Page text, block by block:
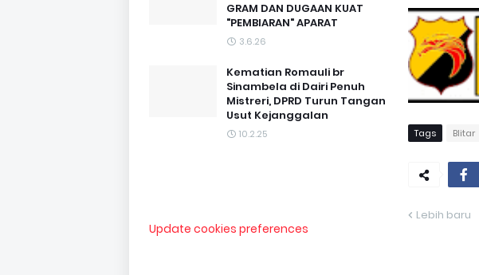
Tags Blitar
Lebih baru
GRAM DAN DUGAAN KUAT
"PEMBIARAN" APARAT
3.6.26
Kematian Romauli br
Sinambela di Dairi Penuh
Mistreri, DPRD Turun Tangan
Usut Kejanggalan
10.2.25
Update cookies preferences